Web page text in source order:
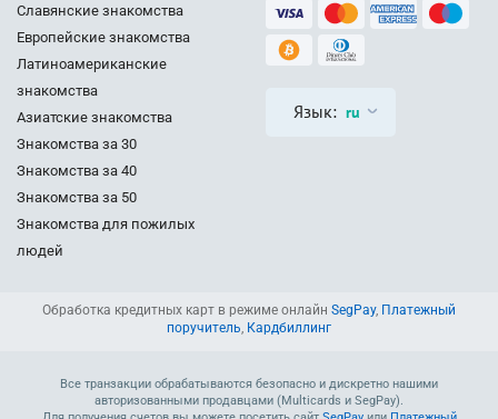
Славянские знакомства
Европейские знакомства
Латиноамериканские
знакомства
Азиатские знакомства
Знакомства за 30
Знакомства за 40
Знакомства за 50
Знакомства для пожилых
людей
Язык: ru
Обработка кредитных карт в режиме онлайн SegPay, Платежный
поручитель Кардбиллинг
Все транзакции обрабатываются безопасно и дискретно нашими
авторизованными продавцами (Multicards и SegPay).